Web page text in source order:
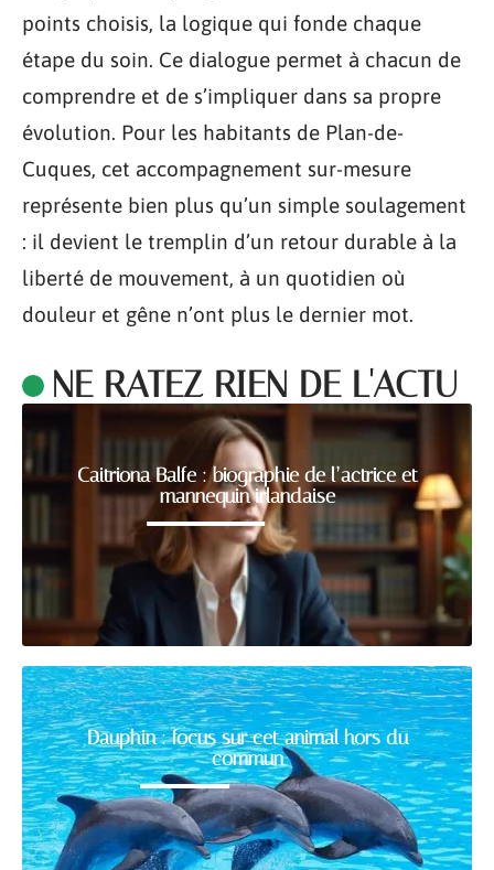
points choisis, la logique qui fonde chaque
étape du soin. Ce dialogue permet à chacun de
comprendre et de s’impliquer dans sa propre
évolution. Pour les habitants de Plan-de-
Cuques, cet accompagnement sur-mesure
représente bien plus qu’un simple soulagement
: il devient le tremplin d’un retour durable à la
liberté de mouvement, à un quotidien où
douleur et gêne n’ont plus le dernier mot.
NE RATEZ RIEN DE L'ACTU
Caitriona Balfe : biographie de l’actrice et
mannequin irlandaise
Dauphin : focus sur cet animal hors du
commun